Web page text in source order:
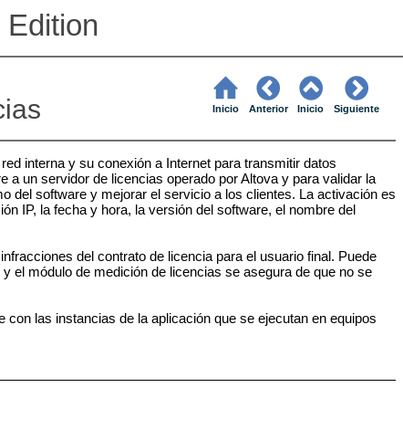
Inicio Anterior Inicio Siguiente
interna y su conexión a Internet para transmitir datos
a un servidor de licencias operado por Altova y para validar la
del software y mejorar el servicio a los clientes. La activación es
IP, la fecha y hora, la versión del software, el nombre del
del contrato de licencia para el usuario final. Puede
el módulo de medición de licencias se asegura de que no se
las instancias de la aplicación que se ejecutan en equipos